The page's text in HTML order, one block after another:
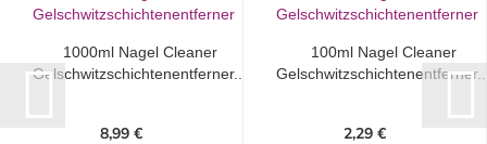
1000ml Nagel Cleaner
Gelschwitzschichtenentferner...
8,99 €
100ml Nagel Cleaner
2,29 €